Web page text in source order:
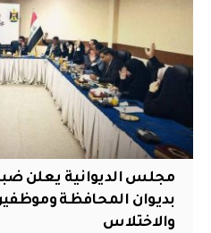
مجلس الديوانية يعلن
بديوان المحافظة
والاختلاس